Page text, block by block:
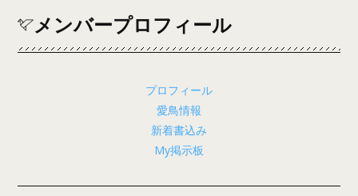
メンバープロフィール
プロフィール
愛鳥情報
新着書込み
My掲示板